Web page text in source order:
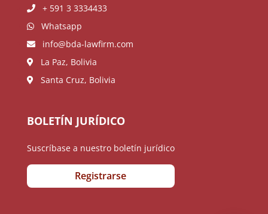
+ 591 3 3334433
Whatsapp
info@bda-lawfirm.com
La Paz, Bolivia
Santa Cruz, Bolivia
BOLETÍN JURÍDICO
Suscríbase a nuestro boletín jurídico
Registrarse